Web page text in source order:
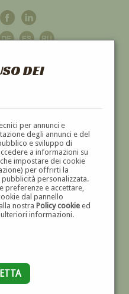
DEI
per annunci e
degli annunci e del
e sviluppo di
a informazioni su
impostare dei cookie
per offrirti la
personalizzata.
preferenze e accettare,
dal pannello
nostra Policy cookieed
informazioni.
'800 E '900